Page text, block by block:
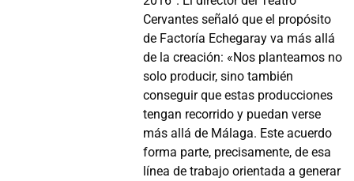
Cervantes señaló que el propósito
de Factoría Echegaray va más allá
de la creación: «Nos planteamos no
solo producir, sino también
conseguir que estas producciones
tengan recorrido y puedan verse
más allá de Málaga. Este acuerdo
forma parte, precisamente, de esa
línea de trabajo orientada a generar